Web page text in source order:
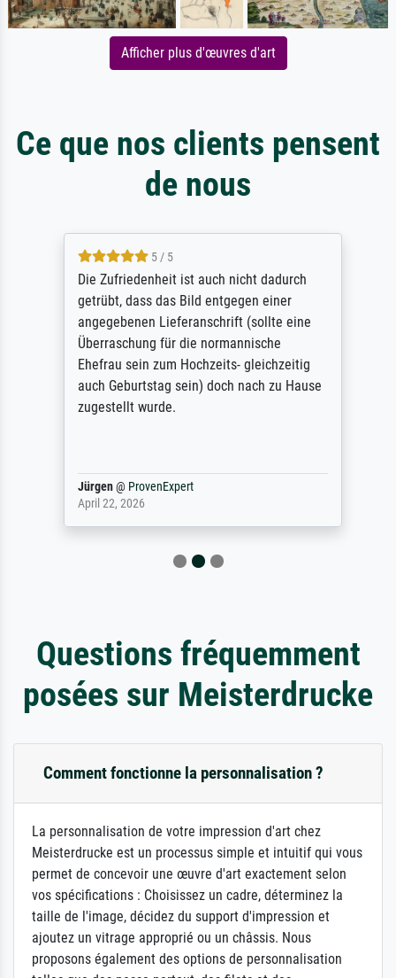
Afficher plus d'œuvres d'art
Ce que nos clients pensent
de nous
5 / 5
Die Zufriedenheit ist auch nicht dadurch
getrübt, dass das Bild entgegen einer
angegebenen Lieferanschrift (sollte eine
Überraschung für die normannische
Ehefrau sein zum Hochzeits- gleichzeitig
auch Geburtstag sein) doch nach zu Hause
zugestellt wurde.
Jürgen@ProvenExpert
April 22, 2026
Questions fréquemment
posées sur Meisterdrucke
Comment fonctionne la personnalisation ?
La personnalisation de votre impression d'art chez
Meisterdrucke est un processus simple et intuitif qui vous
permet de concevoir une œuvre d'art exactement selon
vos spécifications : Choisissez un cadre, déterminez la
taille de l'image, décidez du support d'impression et
ajoutez un vitrage approprié ou un châssis. Nous
proposons également des options de personnalisation